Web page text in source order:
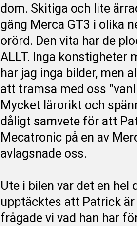
dom. Skitiga och lite
gäng Merca GT3 i olika
orörd. Den vita har de
ALLT. Inga konstigheter
har jag inga bilder, men
att tramsa med oss
Mycket lärorikt och
dåligt samvete för att
Mecatronic på en av
avlagsnade oss.
Ute i bilen var det en hel
upptäcktes att Patrick
frågade vi vad han har